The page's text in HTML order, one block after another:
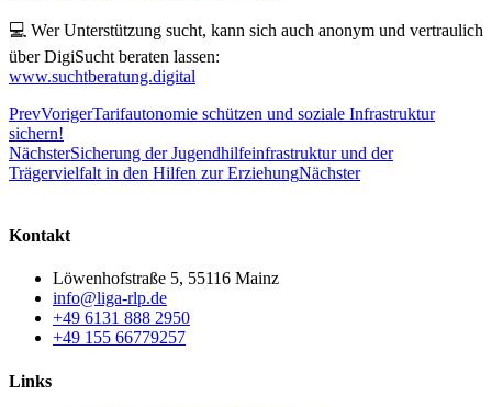
💻 Wer Unterstützung sucht, kann sich auch anonym und vertraulich
über DigiSucht beraten lassen:
www.suchtberatung.digital
PrevVorigerTarifautonomie schützen und soziale Infrastruktur
sichern!
NächsterSicherung der Jugendhilfeinfrastruktur und der
Trägervielfalt in den Hilfen zur ErziehungNächster
Kontakt
Löwenhofstraße 5, 55116 Mainz
info@liga-rlp.de
+49 6131 888 2950
+49 155 66779257
Links